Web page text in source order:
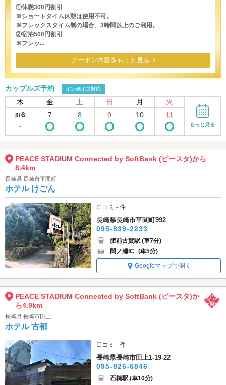
①休憩300円割引
※ショートタイム休憩は使用不可。
※フレックスタイム制の場合、3時間以上のご利用。
②宿泊500円割引
※フレッ...
クーポン内容をもっと見る
カップルズ予約 インボイス対応
木 金 土 日 月 火
8/6
-
7 8 9 10 11
もっと見る
PEACE STADIUM Connected by SoftBank (ピースタ)から
8.4km
長崎県 長崎市平間町
ホテル けごん
口コミ - 件
長崎県長崎市平間町992
095-839-2233
肥前古賀駅 (車7分)
間ノ瀬IC (車5分)
Googleマップで開く
PEACE STADIUM Connected by SoftBank (ピースタ)か
ら4.9km
長崎県 長崎市田上
ホテル 古都
口コミ - 件
長崎県長崎市田上1-19-22
095-826-6846
石橋駅 (車10分)